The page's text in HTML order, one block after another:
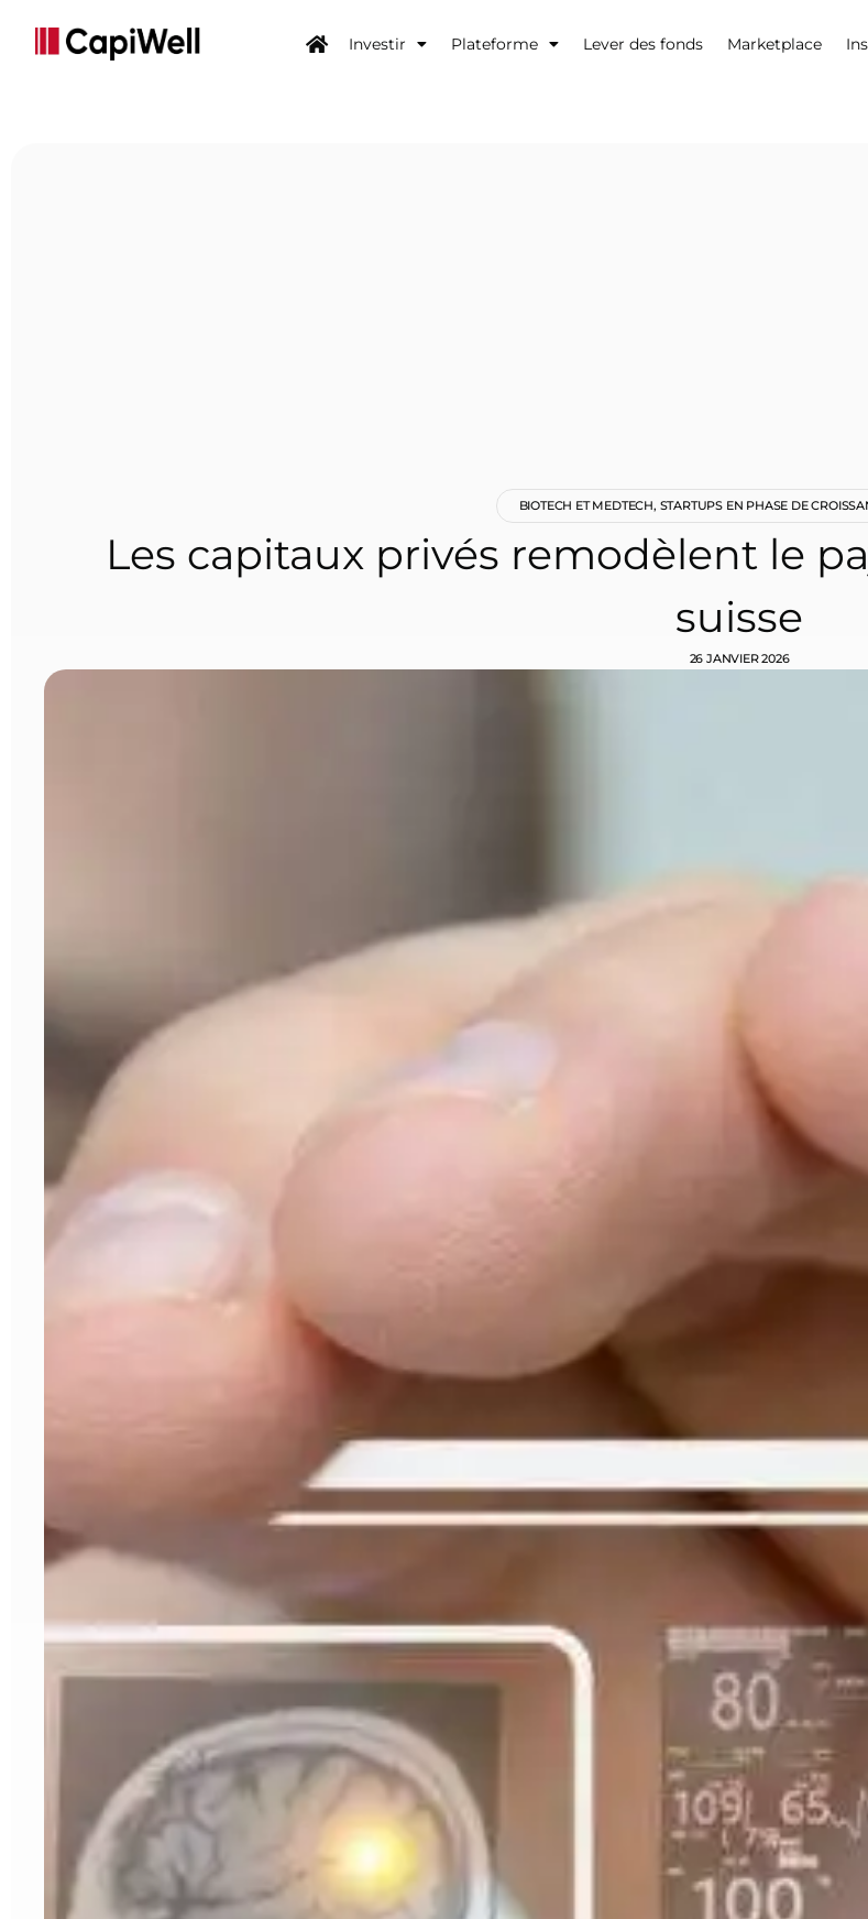
Investir Plateforme Lever des fonds Marketplace
BIOTECH ET MEDTECH, STARTUPS EN PHASE DE
Les capitaux privés remodèlent le
suisse
26 JANVIER 2026